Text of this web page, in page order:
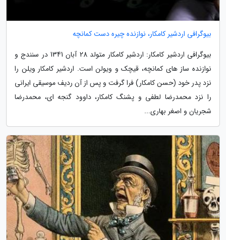
بیوگرافی اردشیر کامکار، نوازنده چیره دست کمانچه
بیوگرافی اردشیر کامکار: اردشیر کامکار متولد 28 آبان 1341 در سنندج و
نوازنده ساز های کمانچه، قیچک و ویولن است. اردشیر کامکار ویلن را
نزد پدر خود (حسن کامکار) فرا گرفت و پس از آن ردیف موسیقی ایرانی
را نزد محمدرضا لطفی و پشنگ کامکار، داوود گنجه ای، محمدرضا
شجریان و اصغر بهاری...